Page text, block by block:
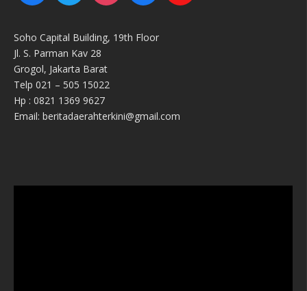
Soho Capital Building, 19th Floor
Jl. S. Parman Kav 28
Grogol, Jakarta Barat
Telp 021 – 505 15022
Hp : 0821 1369 9627
Email: beritadaerahterkini@gmail.com